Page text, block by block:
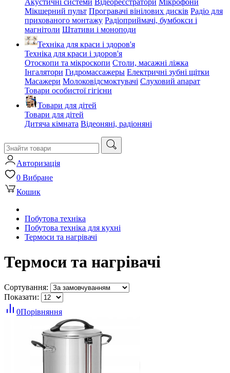
Акустичні системи Відеореєстратори Мікрофони
Мікшерний пульт Програвачі вінілових дисків Радіо для
прихованого монтажу Радіоприймачі, бумбокси і
магнітоли Штативи і моноподи
Техніка для краси і здоров'я
Техніка для краси і здоров'я
Отоскопи та мікроскопи Столи, масажні ліжка
Інгалятори Гидромассажеры Електричні зубні щітки
Масажери Молоковідсмоктувачі Слуховий апарат
Товари особистої гігієни
Товари для дітей
Товари для дітей
Дитяча кімната Відеоняні, радіоняні
Авторизація
0 Вибране
Кошик
Побутова техніка
Побутова техніка для кухні
Термоси та нагрівачі
Термоси та нагрівачі
Сортування:
Показати:
0Порівняння